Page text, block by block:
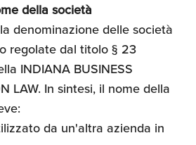
della società
denominazione delle società
regolate dal titolo § 23
INDIANA BUSINESS
LAW. In sintesi, il nome della
da un'altra azienda in